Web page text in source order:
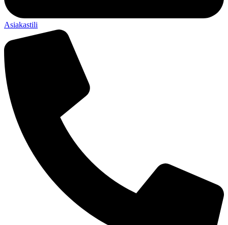
Asiakastili